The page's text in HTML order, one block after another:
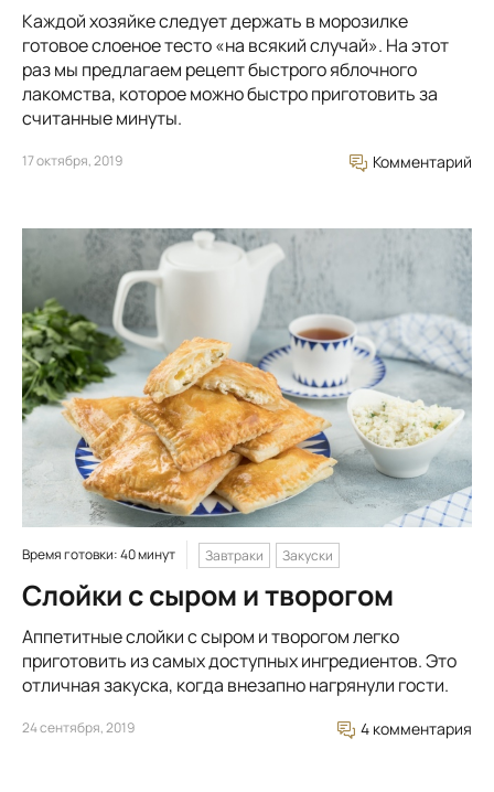
Каждой хозяйке следует держать в морозилке
готовое слоеное тесто «на всякий случай». На этот
раз мы предлагаем рецепт быстрого яблочного
лакомства, которое можно быстро приготовить за
считанные минуты.
17 октября, 2019 Комментарий
Время готовки: 40 минут Завтраки Закуски
Слойки с сыром и творогом
Аппетитные слойки с сыром и творогом легко
приготовить из самых доступных ингредиентов. Это
отличная закуска, когда внезапно нагрянули гости.
24 сентября, 2019 4 комментария